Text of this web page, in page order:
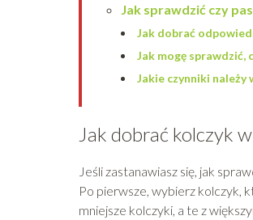
Jak sprawdzić czy
Jak dobrać
Jak mogę sprawdzić,
Jakie czynniki należy
Jak dobrać kolczyk
Jeśli zastanawiasz się, jak
Po pierwsze, wybierz kolczyk,
mniejsze kolczyki, a te z